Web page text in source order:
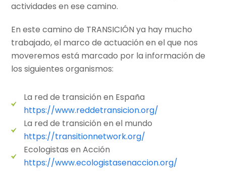
actividades en ese camino.
En este camino de TRANSICIÓN ya hay mucho
trabajado, el marco de actuación en el que nos
moveremos está marcado por la información de
los siguientes organismos:
La red de transición en España
https://www.reddetransicion.org/
La red de transición en el mundo
https://transitionnetwork.org/
Ecologistas en Acción
https://www.ecologistasenaccion.org/